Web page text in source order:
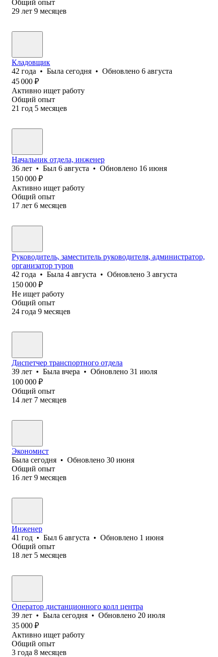
Общий опыт
29 лет 9 месяцев
Кладовщик
42 года • Была сегодня • Обновлено 6 августа
45 000 ₽
Активно ищет работу
Общий опыт
21 год 5 месяцев
Начальник отдела, инженер
36 лет • Был 6 августа • Обновлено 16 июня
150 000 ₽
Активно ищет работу
Общий опыт
17 лет 6 месяцев
Руководитель, заместитель руководителя, администратор,
организатор туров
42 года • Была 4 августа • Обновлено 3 августа
150 000 ₽
Не ищет работу
Общий опыт
24 года 9 месяцев
Диспетчер транспортного отдела
39 лет • Была вчера • Обновлено 31 июля
100 000 ₽
Общий опыт
14 лет 7 месяцев
Экономист
Была сегодня • Обновлено 30 июня
Общий опыт
16 лет 9 месяцев
Инженер
41 год • Был 6 августа • Обновлено 1 июня
Общий опыт
18 лет 5 месяцев
Оператор дистанционного колл центра
39 лет • Была сегодня • Обновлено 20 июля
35 000 ₽
Активно ищет работу
Общий опыт
3 года 8 месяцев